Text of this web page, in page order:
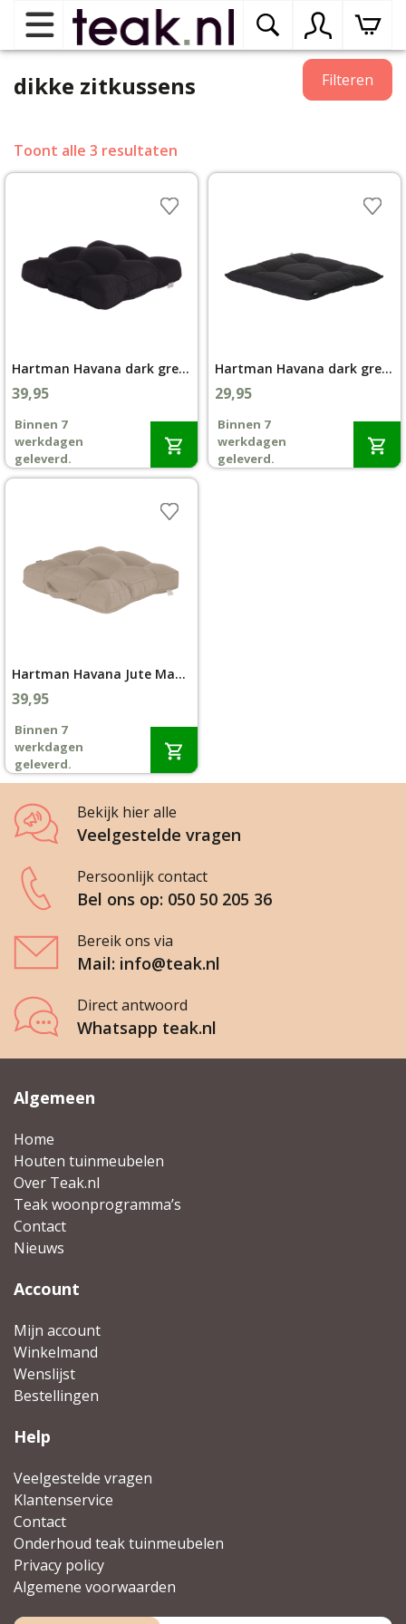
Home
Teak binnenmeubelen
Teak woonprogramma’s
Contact
Wenslijst
dikke zitkussens Filteren
Toont alle 3 resultaten
Hartman Havana dark grey Matraskussen 50 x 50
39,95
Binnen 7
werkdagen
geleverd.
Hartman Havana dark grey Zitkussen 50 x 50 cm
29,95
Binnen 7
werkdagen
geleverd.
Hartman Havana Jute Matraskussen 50 x 50
39,95
Binnen 7
werkdagen
geleverd.
Bekijk hier alle
Veelgestelde vragen
Persoonlijk contact
Bel ons op: 050 50 205 36
Bereik ons via
Mail: info@teak.nl
Direct antwoord
Whatsapp teak.nl
Algemeen
Home
Houten tuinmeubelen
Over Teak.nl
Teak woonprogramma’s
Contact
Nieuws
Account
Mijn account
Winkelmand
Wenslijst
Bestellingen
Help
Veelgestelde vragen
Klantenservice
Contact
Onderhoud teak tuinmeubelen
Privacy policy
Algemene voorwaarden